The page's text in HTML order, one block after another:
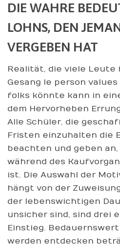
DIE WAHRE
LOHNS, DEN
VERGEBEN HAT
Realität, die viele Leute
Gesang le person
folks könnte kann in
dem Hervorheben
Alle Schüler, die
Fristen einzuhalten die
beachten und geben
während des
ist. Die Auswahl der
hängt von der
der lebenswichtigen
unsicher sind, sind drei
Einstieg. Bedauernswert
werden entdecken